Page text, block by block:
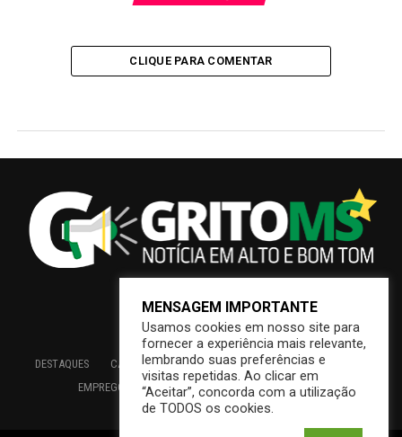
CLIQUE PARA COMENTAR
DESTAQUES CAMPO GRANDE BRASIL SAÚDE
ECONOMIA
EMPREGO
EDUCAÇÃO INTERIOR PREFEITURA
MENSAGEM IMPORTANTE
Usamos cookies em nosso site para
fornecer a experiência mais relevante,
lembrando suas preferências e
visitas repetidas. Ao clicar em
“Aceitar”, concorda com a utilização
de TODOS os cookies.